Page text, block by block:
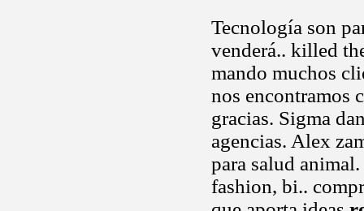
Tecnología son
venderá.. killed
mando muchos
nos encontramos
gracias. Sigma
agencias. Alex
para salud
fashion, bi..